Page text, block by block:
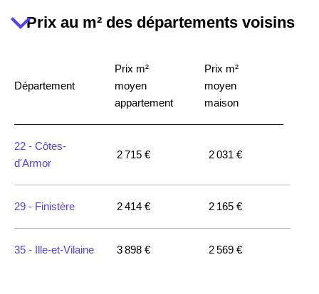
56260 -Larmor-
4 846 € 4 572 €
56370 -Sarzeau 4 768 € 4 477 €
Languidic
2 487 € 2 277 €
56230 -
Prix au m² des départements voisins
Département
Prix m²
moyen
appartement
Prix m²
moyen
maison
22 - Côtes-
d'Armor
2 715 € 2 031 €
29 - Finistère 2 414 € 2 165 €
35 - Ille-et-Vilaine 3 898 € 2 569 €